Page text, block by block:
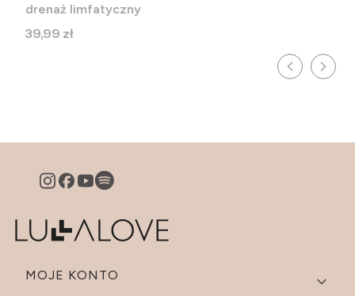
drenaż limfatyczny
Cena
39,99 zł
Linki w stopce
MOJE KONTO